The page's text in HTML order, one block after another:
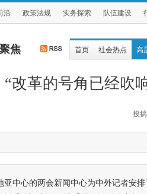
沿 政策法规 实务探索 队伍建设
焦 首页 社会热点 高
改革的号角已经吹
投搞
亚中心的两会新闻中心为中外记者安